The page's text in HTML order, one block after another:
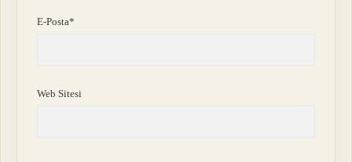
E-Posta*
Web Sitesi